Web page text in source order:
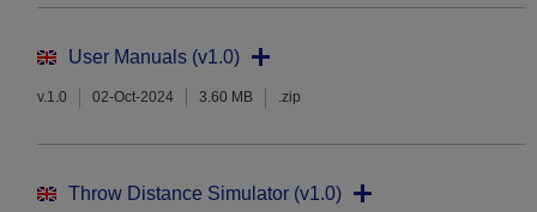
User Manuals (v1.0)
v.1.0 02-Oct-2024 3.60 MB .zip
Throw Distance Simulator (v1.0)